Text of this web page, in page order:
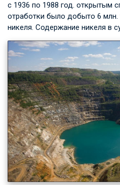
с 1936 по 1988 год. открытым
отработки было добыто 6 млн.
никеля. Содержание никеля в